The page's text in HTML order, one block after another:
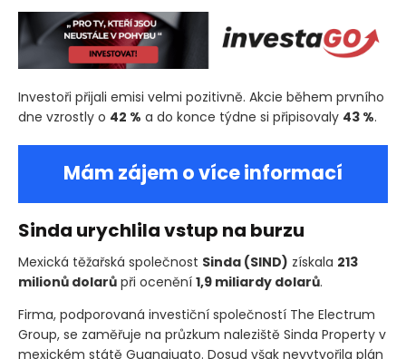
Investoři přijali emisi velmi pozitivně. Akcie během prvního
dne vzrostly o 42 % a do konce týdne si připisovaly 43 %.
Mám zájem o více informací
Sinda urychlila vstup na burzu
Mexická těžařská společnost Sinda (SIND) získala 213
milionů dolarů při ocenění 1,9 miliardy dolarů.
Firma, podporovaná investiční společností The Electrum
Group, se zaměřuje na průzkum naleziště Sinda Property v
mexickém státě Guanajuato. Dosud však nevytvořila plán